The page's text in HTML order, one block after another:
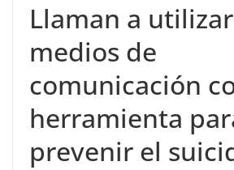
Llaman a
medios de
comunicación
herramienta
prevenir el